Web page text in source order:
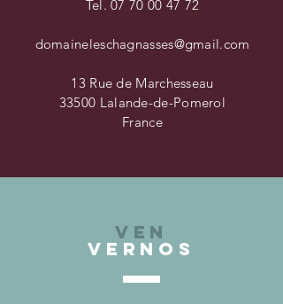
Tel.07 70 00 47 72
domaineleschagnasses@gmail.com
13 Rue de Marchesseau
33500 Lalande-de-Pomerol
France
VEN
VERNOS